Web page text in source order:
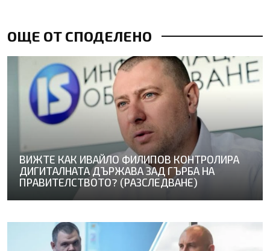
ОЩЕ ОТ СПОДЕЛЕНО
ВИЖТЕ КАК ИВАЙЛО ФИЛИПОВ КОНТРОЛИРА
ДИГИТАЛНАТА ДЪРЖАВА ЗАД ГЪРБА НА
ПРАВИТЕЛСТВОТО? (РАЗСЛЕДВАНЕ)